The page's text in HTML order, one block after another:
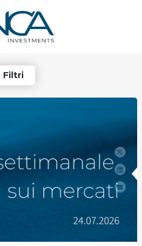
Filtri